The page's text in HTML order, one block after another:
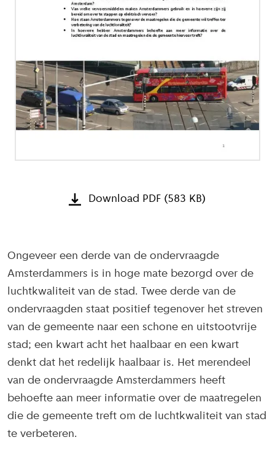
Download PDF (583 KB)
Ongeveer een derde van de ondervraagde
Amsterdammers is in hoge mate bezorgd over de
luchtkwaliteit van de stad. Twee derde van de
ondervraagden staat positief tegenover het streven
van de gemeente naar een schone en uitstootvrije
stad; een kwart acht het haalbaar en een kwart
denkt dat het redelijk haalbaar is. Het merendeel
van de ondervraagde Amsterdammers heeft
behoefte aan meer informatie over de maatregelen
die de gemeente treft om de luchtkwaliteit van stad
te verbeteren.